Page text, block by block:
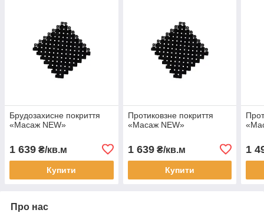
Брудозахисне покриття
«Масаж NEW»
1 639 ₴/кв.м
Купити
Протиковзне покриття
«Масаж NEW»
1 639₴/кв.м
Купити
1
Про нас